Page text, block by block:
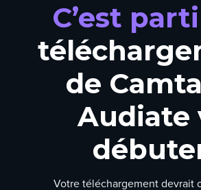
C’est
de
Audiate
Votre téléchargement devrait